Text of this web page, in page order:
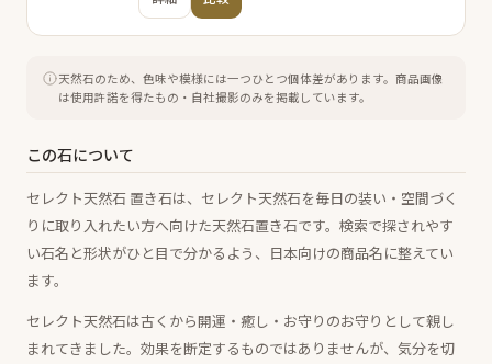
天然石のため、色味や模様には一つひとつ個体差があります。 商品画像
は使用許諾を得たもの・自社撮影のみを掲載しています。
この石について
セレクト天然石 置き石は、セレクト天然石を毎日の装い・空間づく
りに取り入れたい方へ向けた天然石置き石です。検索で探されやす
い石名と形状がひと目で分かるよう、日本向けの商品名に整えてい
ます。
セレクト天然石は古くから開運・癒し・お守りのお守りとして親し
まれてきました。効果を断定するものではありませんが、気分を切